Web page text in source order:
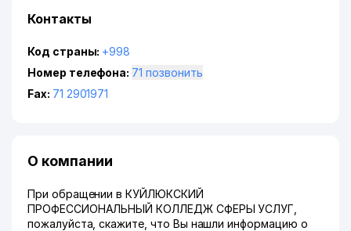
Контакты
Код страны: +998
Номер телефона:
71 позвонить
Fax: 71 2901971
О компании
При обращении в КУЙЛЮКСКИЙ
ПРОФЕССИОНАЛЬНЫЙ КОЛЛЕДЖ СФЕРЫ УСЛУГ,
пожалуйста, скажите, что Вы нашли информацию о